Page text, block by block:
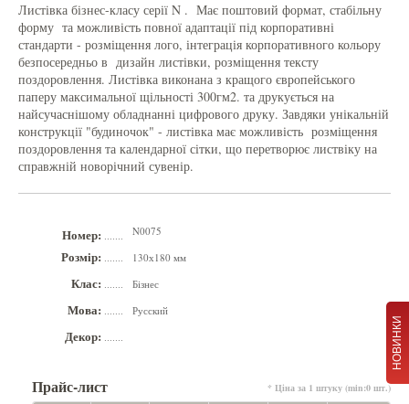
НОВИНКИ
Листівка бізнес-класу серії N . Має поштовий формат, стабільну
форму та можливість повної адаптації під корпоративні
стандарти - розміщення лого, інтеграція корпоративного кольору
безпосередньо в дизайн листівки, розміщення тексту
поздоровлення. Листівка виконана з кращого європейського
паперу максимальної щільності 300гм2. та друкується на
найсучаснішому обладнанні цифрового друку. Завдяки унікальній
конструкції "будиночок" - листівка має можливість розміщення
поздоровлення та календарної сітки, що перетворює листвіку на
справжній новорічний сувенір.
Номер: N0075
Розмір: 130х180 мм
Клас: Бізнес
Мова: Русский
Декор:
Прайс-лист
* Ціна за 1 штуку (min:0 шт.)